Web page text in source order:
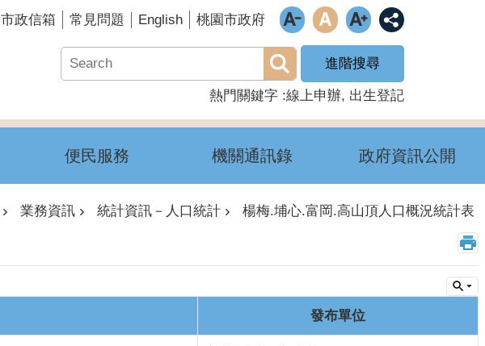
市政信箱 常見問題 English 桃園市政府
進階搜尋
熱門關鍵字 線上申辦 出生登記
便民服務 機關通訊錄 政府資訊公開
業務資訊 統計資訊－人口統計 楊梅.埔心.富岡.高山頂人口概況統計表
發布單位